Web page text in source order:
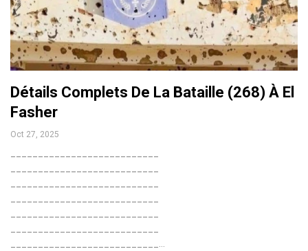
Détails Complets De La Bataille (268) À El
Fasher
Oct 27, 2025